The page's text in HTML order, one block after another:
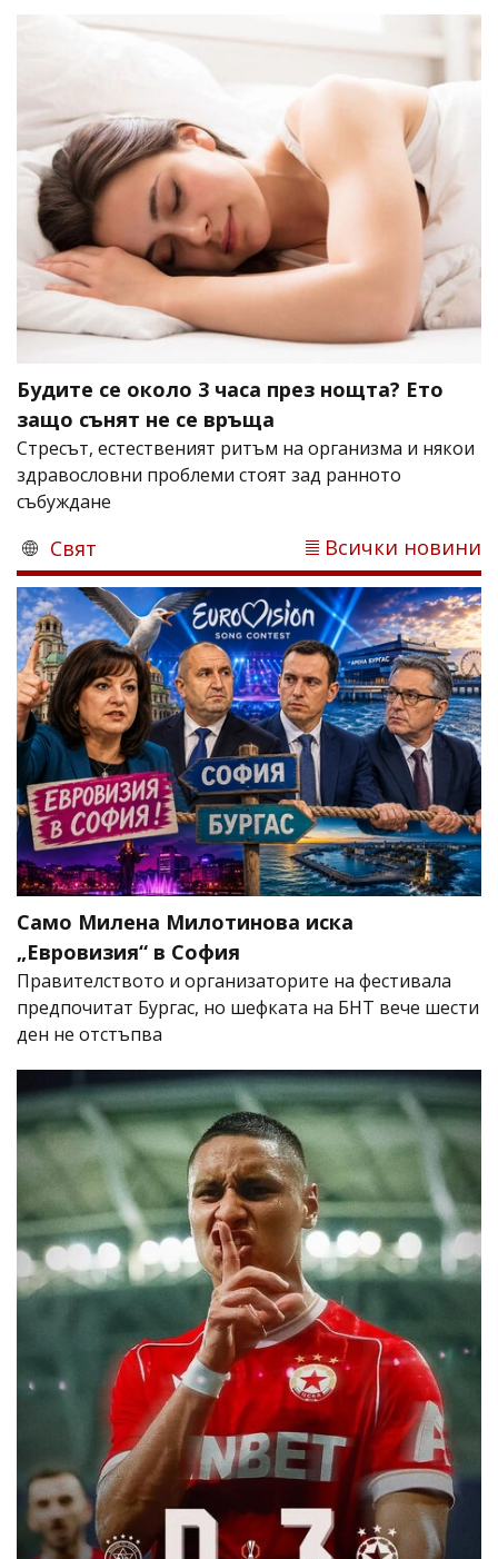
Будите се около 3 часа през нощта? Ето
защо сънят не се връща
Стресът, естественият ритъм на организма и някои
здравословни проблеми стоят зад ранното
събуждане
Свят Всички новини
Само Милена Милотинова иска
„Евровизия“ в София
Правителството и организаторите на фестивала
предпочитат Бургас, но шефката на БНТ вече шести
ден не отстъпва